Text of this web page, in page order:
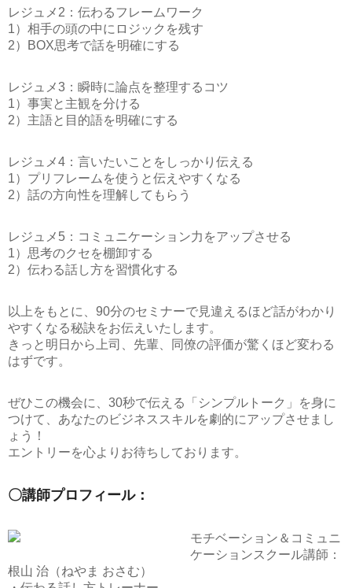
レジュメ2：伝わるフレームワーク
1）相手の頭の中にロジックを残す
2）BOX思考で話を明確にする
レジュメ3：瞬時に論点を整理するコツ
1）事実と主観を分ける
2）主語と目的語を明確にする
レジュメ4：言いたいことをしっかり伝える
1）プリフレームを使うと伝えやすくなる
2）話の方向性を理解してもらう
レジュメ5：コミュニケーション力をアップさせる
1）思考のクセを棚卸する
2）伝わる話し方を習慣化する
以上をもとに、90分のセミナーで見違えるほど話がわかり
やすくなる秘訣をお伝えいたします。
きっと明日から上司、先輩、同僚の評価が驚くほど変わる
はずです。
ぜひこの機会に、30秒で伝える「シンプルトーク」を身に
つけて、あなたのビジネススキルを劇的にアップさせまし
ょう！
エントリーを心よりお待ちしております。
〇講師プロフィール：
モチベーション＆コミュニ
ケーションスクール講師：
根山 治（ねやま おさむ）